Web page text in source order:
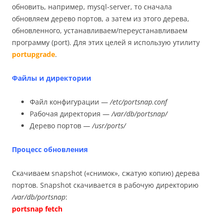
обновить, например, mysql-server, то сначала
обновляем дерево портов, а затем из этого дерева,
обновленного, устанавливаем/переустанавливаем
программу (port). Для этих целей я использую утилиту
portupgrade.
Файлы и директории
Файл конфигурации —/etc/portsnap.conf
Рабочая директория —/var/db/portsnap/
Дерево портов —/usr/ports/
Процесс обновления
Скачиваем snapshot («снимок», сжатую копию) дерева
портов. Snapshot скачивается в рабочую директорию
/var/db/portsnap:
portsnap fetch